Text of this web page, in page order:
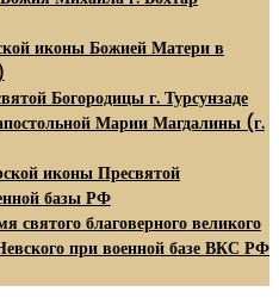
иконы Божией Матери в
Богородицы г. Турсунзаде
Марии Магдалины (г.
иконы Пресвятой
базы РФ
святого благоверного великого
при военной базе ВКС РФ